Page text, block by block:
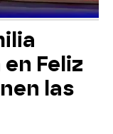
Feliz
las